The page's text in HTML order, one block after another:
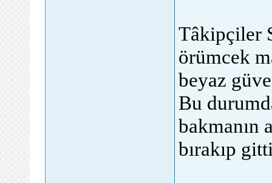
Tâkipçiler
örümcek
beyaz
Bu
bakmanın
bırakıp